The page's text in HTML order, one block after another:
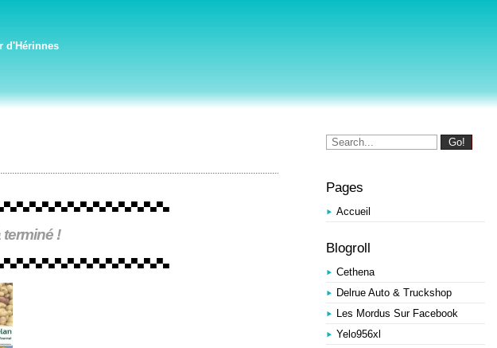
d'Hérinnes
▄▀▄▀▄▀▄▀▄▀▄▀▄▀▄▀▄▀▄▀▄▀▄
terminé !
▄▀▄▀▄▀▄▀▄▀▄▀▄▀▄▀▄▀▄▀▄▀▄
Pages
Accueil
Blogroll
Cethena
Delrue Auto & Truckshop
Les Mordus Sur Facebook
Yelo956xl